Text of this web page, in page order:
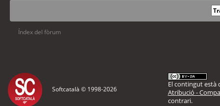
Índex del fòrum
Softcatalà © 1998-2026
El contingut està
Atribució -
contrari.